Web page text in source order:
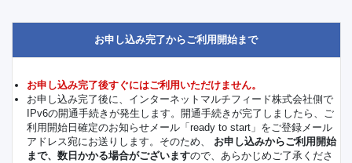
お申し込み完了からご利用開始まで
お申し込み完了後すぐにはご利用いただけません。
お申し込み完了後に、インターネットマルチフィード株式会社側で
IPv6の開通手続きが発生します。開通手続きが完了しましたら、ご
利用開始日確定のお知らせメール「ready to start」をご登録メール
アドレス宛にお送りします。そのため、 お申し込みからご利用開始
まで、数日かかる場合がございますので、あらかじめご了承くださ